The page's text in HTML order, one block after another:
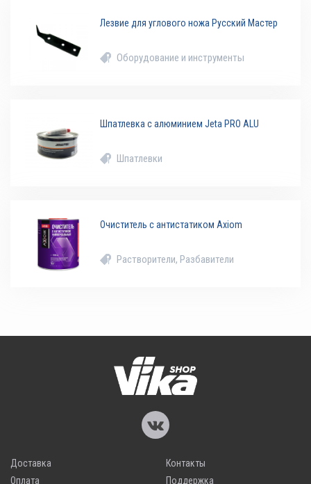
Лезвие для углового ножа Русский Мастер
Оборудование и инструменты
Шпатлевка с алюминием Jeta PRO ALU
Шпатлевки
Очиститель с антистатиком Axiom
Растворители, Разбавители
Доставка
Оплата
Контакты
Поддержка